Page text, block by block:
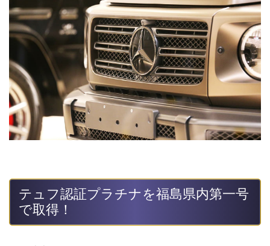
テュフ認証プラチナを福島県内第一号
で取得！